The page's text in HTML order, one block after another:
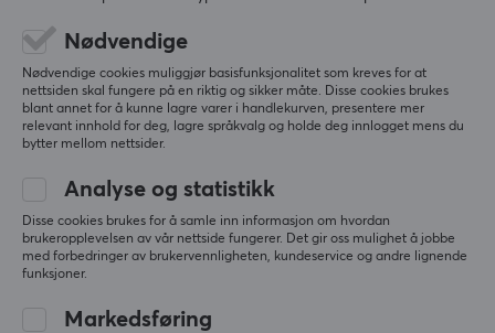
SPESIFIKASJONER
DIMENSJON & VEKT
Tykkhet
Bredde
500 mm
Dybde
0.0
Basert på 0 vurderinger
3
2
0%
1
0%
Mer fra vårt fellesskap
Nødvendige
Nødvendige cookies muliggjør basisfunksjonalitet som kreves for at
nettsiden skal fungere på en riktig og sikker måte. Disse cookies brukes
blant annet for å kunne lagre varer i handlekurven, presentere mer
relevant innhold for deg, lagre språkvalg og holde deg innlogget mens du
bytter mellom nettsider.
Analyse og statistikk
Disse cookies brukes for å samle inn informasjon om hvordan
brukeropplevelsen av vår nettside fungerer. Det gir oss mulighet å jobbe
med forbedringer av brukervennligheten, kundeservice og andre lignende
funksjoner.
Markedsføring